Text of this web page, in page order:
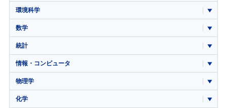
環境科学
数学
統計
情報・コンピュータ
物理学
化学